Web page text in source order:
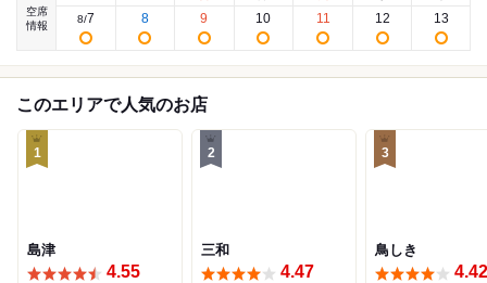
空席
情報
8/7 8 9 10 11 12 13
このエリアで人気のお店
1
島津
4.55
2
三和
4.47
3
鳥しき
4.42